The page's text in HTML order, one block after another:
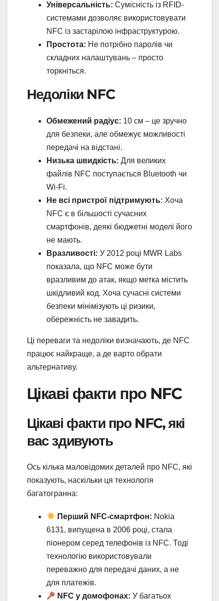
Універсальність: Сумісність із RFID-
системами дозволяє використовувати
NFC із застарілою інфраструктурою.
Простота: Не потрібно паролів чи
складних налаштувань – просто
торкніться.
Недоліки NFC
Обмежений радіус: 10 см – це зручно
для безпеки, але обмежує можливості
передачі на відстані.
Низька швидкість: Для великих
файлів NFC поступається Bluetooth чи
Wi-Fi.
Не всі пристрої підтримують: Хоча
NFC є в більшості сучасних
смартфонів, деякі бюджетні моделі його
не мають.
Вразливості: У 2012 році MWR Labs
показала, що NFC може бути
вразливим до атак, якщо метка містить
шкідливий код. Хоча сучасні системи
безпеки мінімізують ці ризики,
обережність не завадить.
Ці переваги та недоліки визначають, де NFC
працює найкраще, а де варто обрати
альтернативу.
Цікаві факти про NFC
Цікаві факти про NFC, які
вас здивують
Ось кілька маловідомих деталей про NFC, які
показують, наскільки ця технологія
багатогранна:
Перший NFC-смартфон: Nokia
6131, випущена в 2006 році, стала
піонером серед телефонів із NFC. Тоді
технологію використовували
переважно для передачі даних, а не
для платежів.
NFC у домофонах: У багатьох